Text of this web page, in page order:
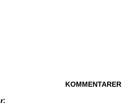
KOMMENTARER